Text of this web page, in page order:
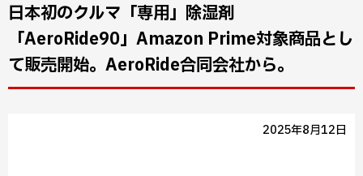
日本初のクルマ「専用」除湿剤
「AeroRide90」Amazon Prime対象商品とし
て販売開始。AeroRide合同会社から。
2025年8月12日